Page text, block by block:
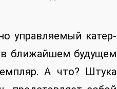
управляемый катер-
в ближайшем будущем
А что? Штука